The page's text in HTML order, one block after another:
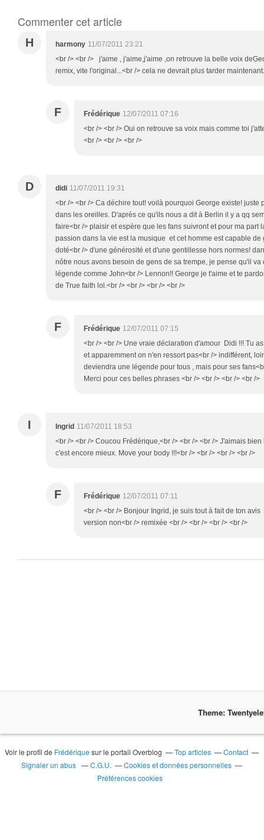
Commenter cet article
H harmony 11/07/2011 23:21
<br /> <br /> j'aime , j'aime,j'aime ,on retrouve la belle voix
remix, vite l'original...<br /> cela ne devrait plus tarder
F Frédérique 12/07/2011 07:16
<br /> <br /> Oui on retrouve sa voix mais comme toi
<br /> <br /> <br />
D didi 11/07/2011 19:31
<br /> <br /> Ca déchire tout! voilà pourquoi George existe! juste
dans les oreilles. D'après ce qu'ils nous a dit à Berlin il y a qq
faire<br /> plaisir et espère que les fans suivront et pour ma part
passion dans la vie est la musique et cet homme est capable de
doté<br /> d'une générosité et d'une gentillesse hors normes!
nôtre nous avons besoin de gens de sa trempe, je pense qu'il
légende comme John<br /> Lennon!! George je t'aime et te
de True faith lol.<br /> <br /> <br /> <br />
F Frédérique 12/07/2011 07:15
<br /> <br /> Une vraie déclaration d'amour Didi !!! Tu
et apparemment on n'en ressort pas<br /> indifférent,
deviendra une légende pour tous , mais pour ses
Merci pour ces belles phrases <br /> <br /> <br /> <br />
I Ingrid 11/07/2011 18:53
<br /> <br /> Coucou Frédérique,<br /> <br /> <br /> J'aimais
c'est encore mieux. Move your body !!!<br /> <br /> <br /> <br />
F Frédérique 12/07/2011 07:11
<br /> <br /> Bonjour Ingrid, je suis tout à fait de ton
version non<br /> remixée <br /> <br /> <br /> <br />
Theme:
Voir le profil de Frédérique sur le portail Overblog Top articles
Contact
Signaler un abus
C.G.U.
Cookies et données personnelles
Préférences cookies